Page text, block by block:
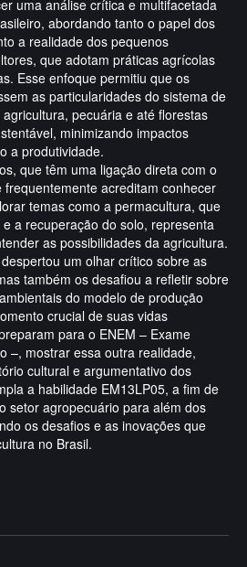
uma análise crítica e multifacetada
abordando tanto o papel dos
a realidade dos pequenos
que adotam práticas agrícolas
Esse enfoque permitiu que os
as particularidades do sistema de
pecuária e até florestas
minimizando impactos
a produtividade.
que têm uma ligação direta com o
acreditam conhecer
temas como a permacultura, que
a recuperação do solo, representa
as possibilidades da agricultura.
um olhar crítico sobre as
também os desafiou a refletir sobre
do modelo de produção
crucial de suas vidas
para o ENEM – Exame
–, mostrar essa outra realidade,
cultural e argumentativo dos
a habilidade EM13LP05, a fim de
setor agropecuário para além dos
os desafios e as inovações que
no Brasil.